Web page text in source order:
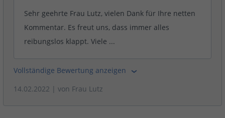
Sehr geehrte Frau Lutz, vielen Dank für Ihre netten
Kommentar. Es freut uns, dass immer alles
reibungslos klappt. Viele ...
Vollständige Bewertung anzeigen
14.02.2022 | von Frau Lutz